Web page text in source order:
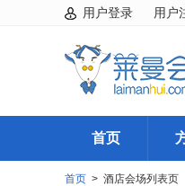
用户登录 用户
首页
首页 > 酒店会场列表页